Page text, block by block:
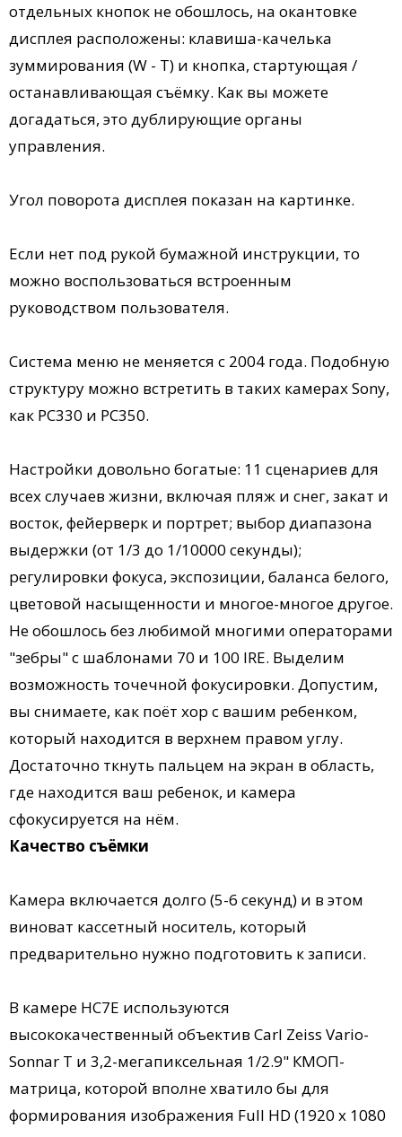
отдельных кнопок не обошлось, на окантовке
дисплея расположены: клавиша-качелька
зуммирования (W - T) и кнопка, стартующая /
останавливающая съёмку. Как вы можете
догадаться, это дублирующие органы
управления.
Угол поворота дисплея показан на картинке.
Если нет под рукой бумажной инструкции, то
можно воспользоваться встроенным
руководством пользователя.
Система меню не меняется с 2004 года. Подобную
структуру можно встретить в таких камерах Sony,
как PC330 и PC350.
Настройки довольно богатые: 11 сценариев для
всех случаев жизни, включая пляж и снег, закат и
восток, фейерверк и портрет; выбор диапазона
выдержки (от 1/3 до 1/10000 секунды);
регулировки фокуса, экспозиции, баланса белого,
цветовой насыщенности и многое-многое другое.
Не обошлось без любимой многими операторами
"зебры" с шаблонами 70 и 100 IRE. Выделим
возможность точечной фокусировки. Допустим,
вы снимаете, как поёт хор с вашим ребенком,
который находится в верхнем правом углу.
Достаточно ткнуть пальцем на экран в область,
где находится ваш ребенок, и камера
сфокусируется на нём.
Качество съёмки
Камера включается долго (5-6 секунд) и в этом
виноват кассетный носитель, который
предварительно нужно подготовить к записи.
В камере HC7E используются
высококачественный объектив Carl Zeiss Vario-
Sonnar T и 3,2-мегапиксельная 1/2.9" КМОП-
матрица, которой вполне хватило бы для
формирования изображения Full HD (1920 x 1080